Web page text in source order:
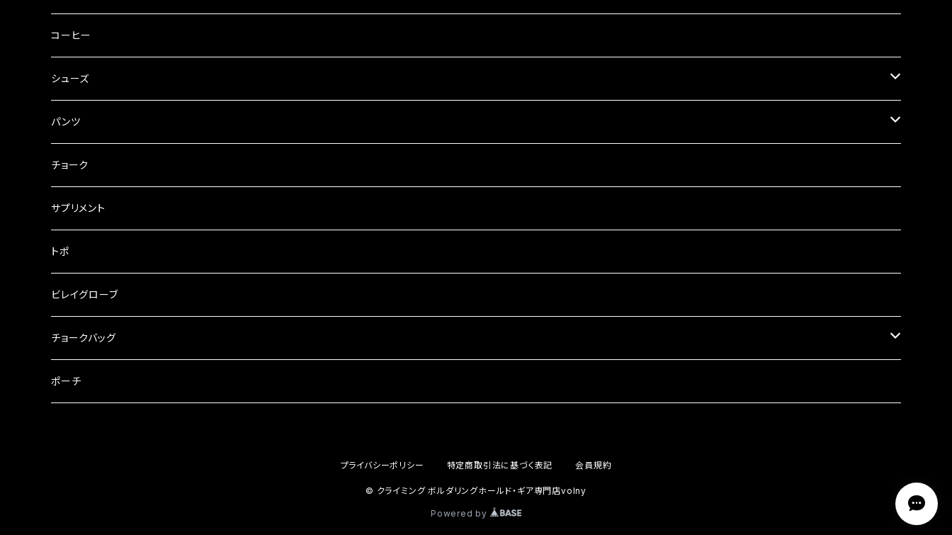
レターパック可
タイダイ
単色
コーヒー
シューズ
SCARPA
UNPARALLEL
MIGNONSTRE
MADROCK
パンツ
tools of the adventure
チョーク
サプリメント
トポ
ビレイグローブ
チョークバッグ
MUDHAND
ポーチ
プライバシーポリシー 特定商取引法に基づく表記 会員規約
© クライミング ボルダリングホールド・ギア専門店volny
Powered by